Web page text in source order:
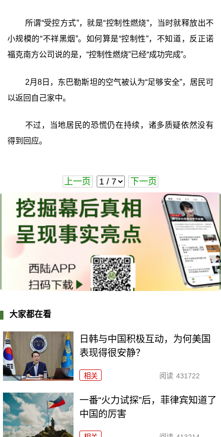
所谓“受控方式”，就是“控制性燃烧”，当时就释放出不
小规模的“不祥黑烟”。如何算是“控制性”，不知道，反正诺
福克南方公司说的是，“控制性燃烧”已经“成功完成”。
2月8日，东巴勒斯坦的空气被认为“足够安全”，居民可
以返回自己家中。
不过，当地居民的恐慌仍在持续，诸多质疑依然没有
得到回应。
上一页 下一页
大家都在看
日韩与中国积极互动，为何美国
表现得很安静？
相关 阅读 431722
一番“火力试探”后，菲律宾知道了
中国的厉害